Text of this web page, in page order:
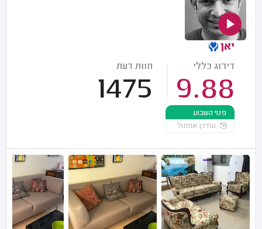
יאן
דירוג כללי
9.88
חוות דעת
1475
פנוי השבוע
עודכן אתמול